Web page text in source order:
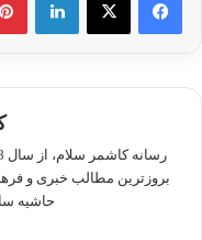
بروزترین مطالب خبری و
حاشیه